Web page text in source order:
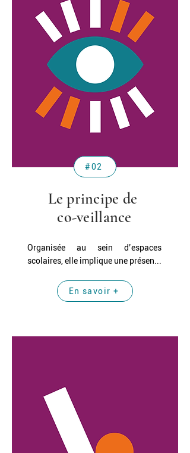
#02
Le principe de
co-veillance
Organisée au sein d’espaces
scolaires, elle implique une présen...
En savoir +